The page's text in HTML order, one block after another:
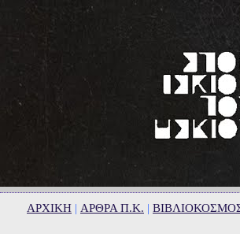
ΑΡΧΙΚΗ | ΑΡΘΡΑ Π.Κ. |